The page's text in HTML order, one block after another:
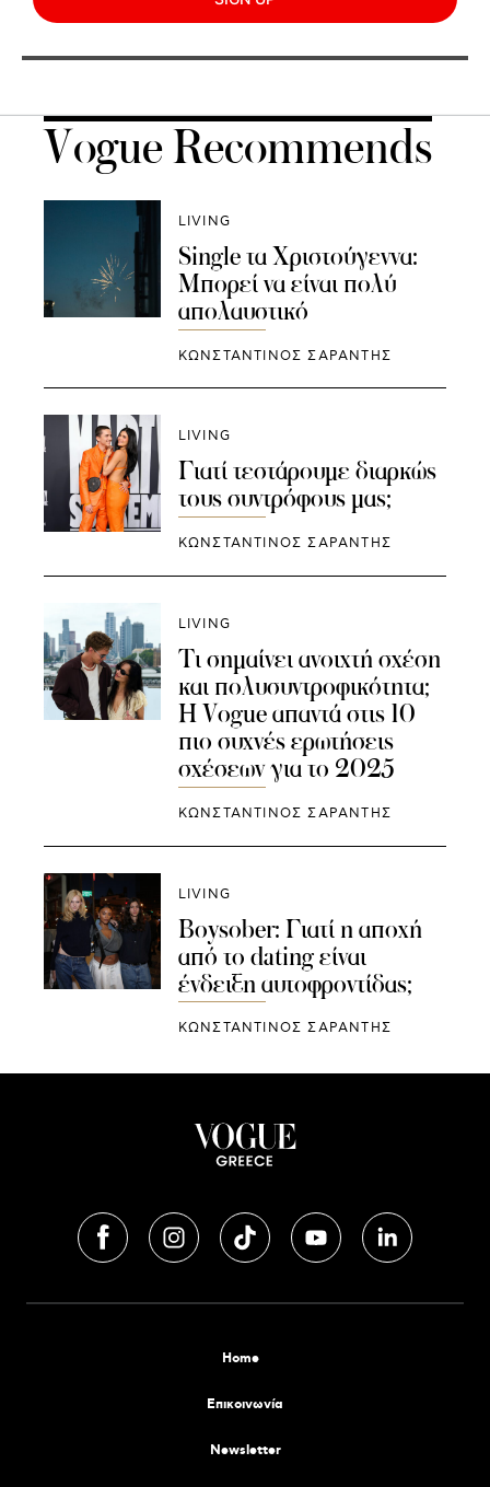
Vogue Recommends
LIVING
Single τα Χριστούγεννα:
Μπορεί να είναι πολύ
απολαυστικό
ΚΩΝΣΤΑΝΤΙΝΟΣ ΣΑΡΑΝΤΗΣ
LIVING
Γιατί τεστάρουμε διαρκώς
τους συντρόφους μας;
ΚΩΝΣΤΑΝΤΙΝΟΣ ΣΑΡΑΝΤΗΣ
LIVING
Τι σημαίνει ανοιχτή σχέση
και πολυσυντροφικότητα;
Η Vogue απαντά στις 10
πιο συχνές ερωτήσεις
σχέσεων για το 2025
ΚΩΝΣΤΑΝΤΙΝΟΣ ΣΑΡΑΝΤΗΣ
LIVING
Boysober: Γιατί η αποχή
από το dating είναι
ένδειξη αυτοφροντίδας;
ΚΩΝΣΤΑΝΤΙΝΟΣ ΣΑΡΑΝΤΗΣ
Home
Επικοινωνία
Newsletter